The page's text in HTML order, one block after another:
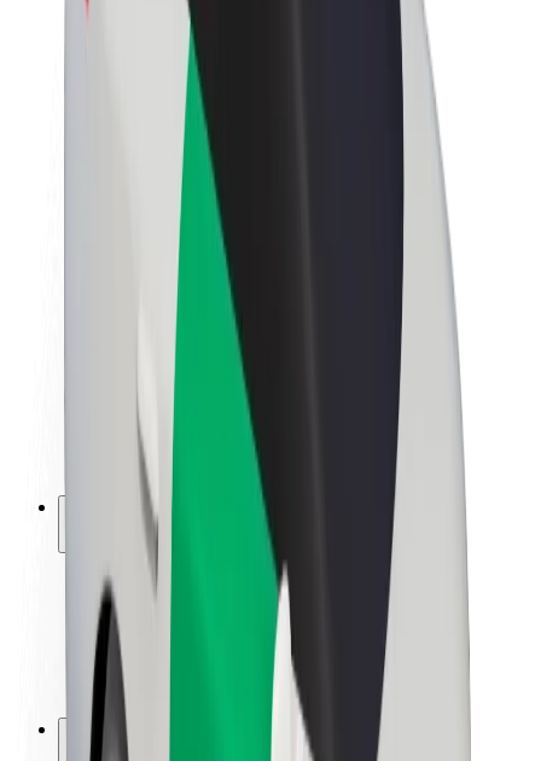
O společnosti Bolt
Udržitelnost podle Boltu
Projekt Zero
Tiskové centrum
Pokyny ke značce
Naše poslání
Vztahy s investory
Média
Městský fond
Bezpečnost
Bezpečnost cestujících
Bezpečnost řidičů
Bezpečnost na koloběžce
Laboratoř bezpečnosti
Města